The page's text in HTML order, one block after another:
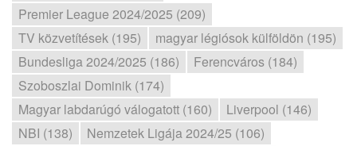
Premier League 2024/2025 (209)
TV közvetítések (195)
magyar légiósok külföldön (195)
Bundesliga 2024/2025 (186)
Ferencváros (184)
Szoboszlai Dominik (174)
Magyar labdarúgó válogatott (160)
Liverpool (146)
NBI (138)
Nemzetek Ligája 2024/25 (106)